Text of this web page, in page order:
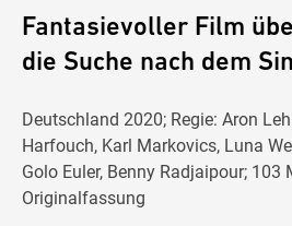
Fantasievoller Film
die Suche nach dem
Deutschland 2020; Regie: Aron
Harfouch, Karl Markovics, Luna
Golo Euler, Benny Radjaipour; 103
Originalfassung